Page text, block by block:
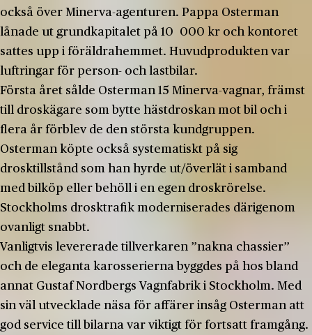
också över Minerva-agenturen. Pappa Osterman
lånade ut grundkapitalet på 10 000 kr och kontoret
sattes upp i föräldrahemmet. Huvudprodukten var
luftringar för person- och lastbilar.
Första året sålde Osterman 15 Minerva-vagnar, främst
till droskägare som bytte hästdroskan mot bil och i
flera år förblev de den största kundgruppen.
Osterman köpte också systematiskt på sig
drosktillstånd som han hyrde ut/överlät i samband
med bilköp eller behöll i en egen droskrörelse.
Stockholms drosktrafik moderniserades därigenom
ovanligt snabbt.
Vanligtvis levererade tillverkaren ”nakna chassier”
och de eleganta karosserierna byggdes på hos bland
annat Gustaf Nordbergs Vagnfabrik i Stockholm. Med
sin väl utvecklade näsa för affärer insåg Osterman att
god service till bilarna var viktigt för fortsatt framgång.